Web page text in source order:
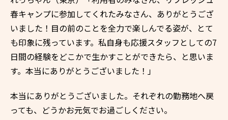
春キャンプに参加してくれたみなさん、ありがとうござ
いました！目の前のことを全力で楽しんでる姿が、とて
も印象に残っています。私自身も応援スタッフとしての7
日間の経験をどこかで生かすことができたら、と思いま
す。本当にありがとうございました！ 」
本当にありがとうございました。それぞれの勤務地へ戻
っても、どうかお元気でお過ごしください。